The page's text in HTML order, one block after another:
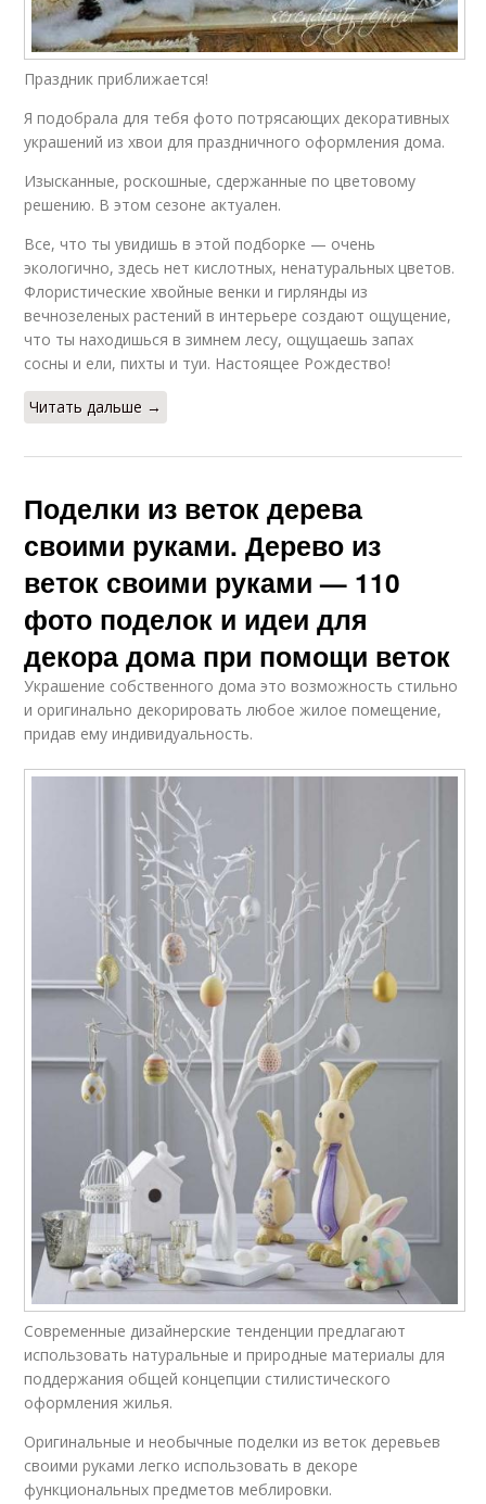
Праздник приближается!
Я подобрала для тебя фото потрясающих декоративных
украшений из хвои для праздничного оформления дома.
Изысканные, роскошные, сдержанные по цветовому
решению. В этом сезоне актуален.
Все, что ты увидишь в этой подборке — очень
экологично, здесь нет кислотных, ненатуральных цветов.
Флористические хвойные венки и гирлянды из
вечнозеленых растений в интерьере создают ощущение,
что ты находишься в зимнем лесу, ощущаешь запах
сосны и ели, пихты и туи. Настоящее Рождество!
Читать дальше →
Поделки из веток дерева
своими руками. Дерево из
веток своими руками — 110
фото поделок и идеи для
декора дома при помощи веток
Украшение собственного дома это возможность стильно
и оригинально декорировать любое жилое помещение,
придав ему индивидуальность.
Современные дизайнерские тенденции предлагают
использовать натуральные и природные материалы для
поддержания общей концепции стилистического
оформления жилья.
Оригинальные и необычные поделки из веток деревьев
своими руками легко использовать в декоре
функциональных предметов меблировки.